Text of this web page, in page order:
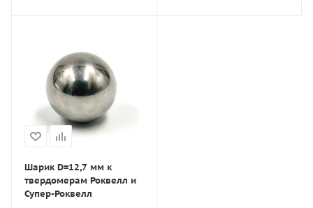
Шарик D=12,7 мм к
твердомерам Роквелл и
Супер-Роквелл